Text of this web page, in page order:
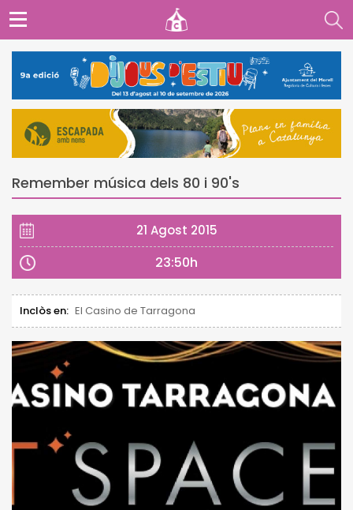
Remember música dels 80 i 90's
21 Agost 2015
23:50h
Inclòs en: El Casino de Tarragona